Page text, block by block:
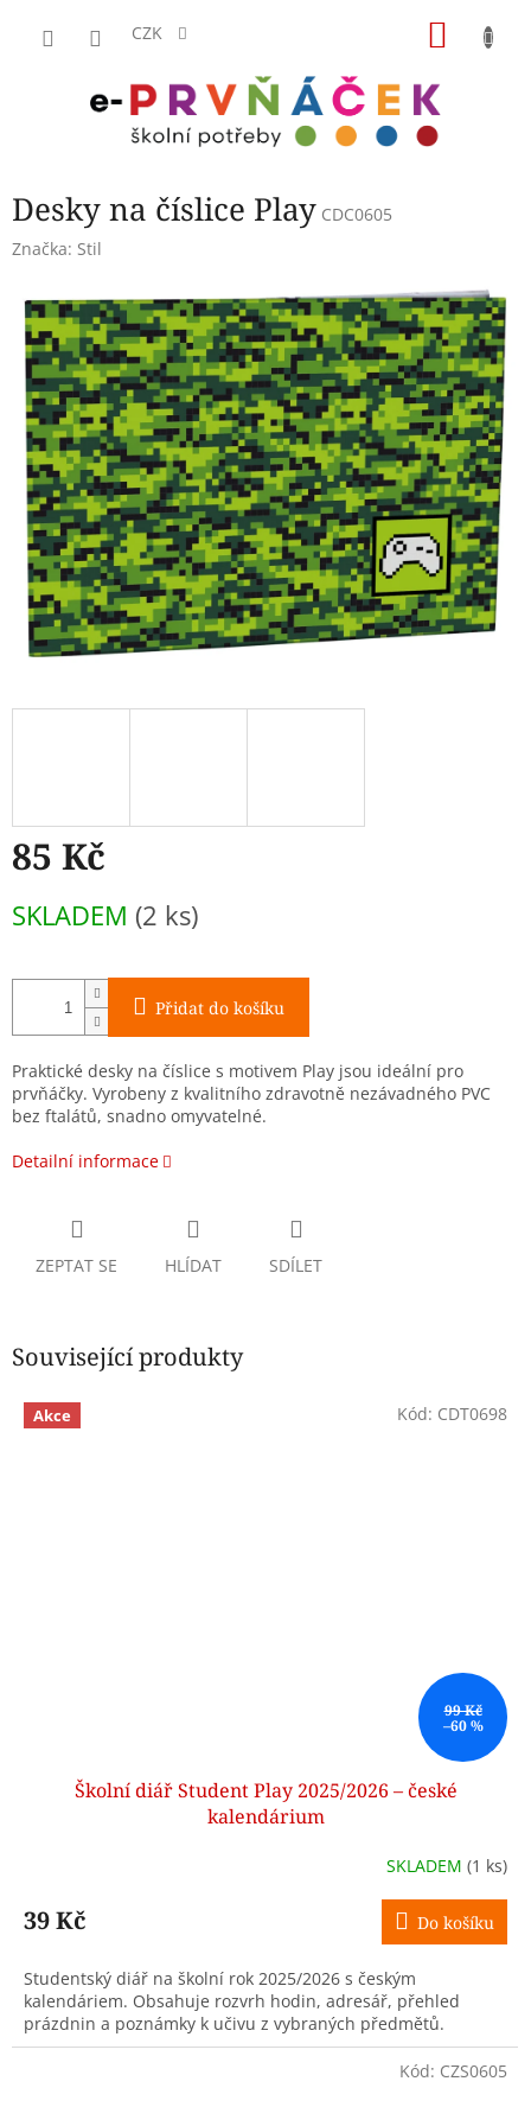
CZK
Desky na číslice Play CDC0605
Značka: Stil
85 Kč
cena:
SKLADEM (2 ks)
Přidat do košíku
Praktické desky na číslice s motivem Play jsou ideální pro
prvňáčky. Vyrobeny z kvalitního zdravotně nezávadného PVC
bez ftalátů, snadno omyvatelné.
Detailní informace
ZEPTAT SE HLÍDAT SDÍLET
Související produkty
Akce
99 Kč
–60 %
Školní diář Student Play 2025/2026 – české
kalendárium
SKLADEM (1 ks)
39 Kč Do košíku
Studentský diář na školní rok 2025/2026 s českým
kalendáriem. Obsahuje rozvrh hodin, adresář, přehled
prázdnin a poznámky k učivu z vybraných předmětů.
Kód: CDT0698
Kód: CZS0605